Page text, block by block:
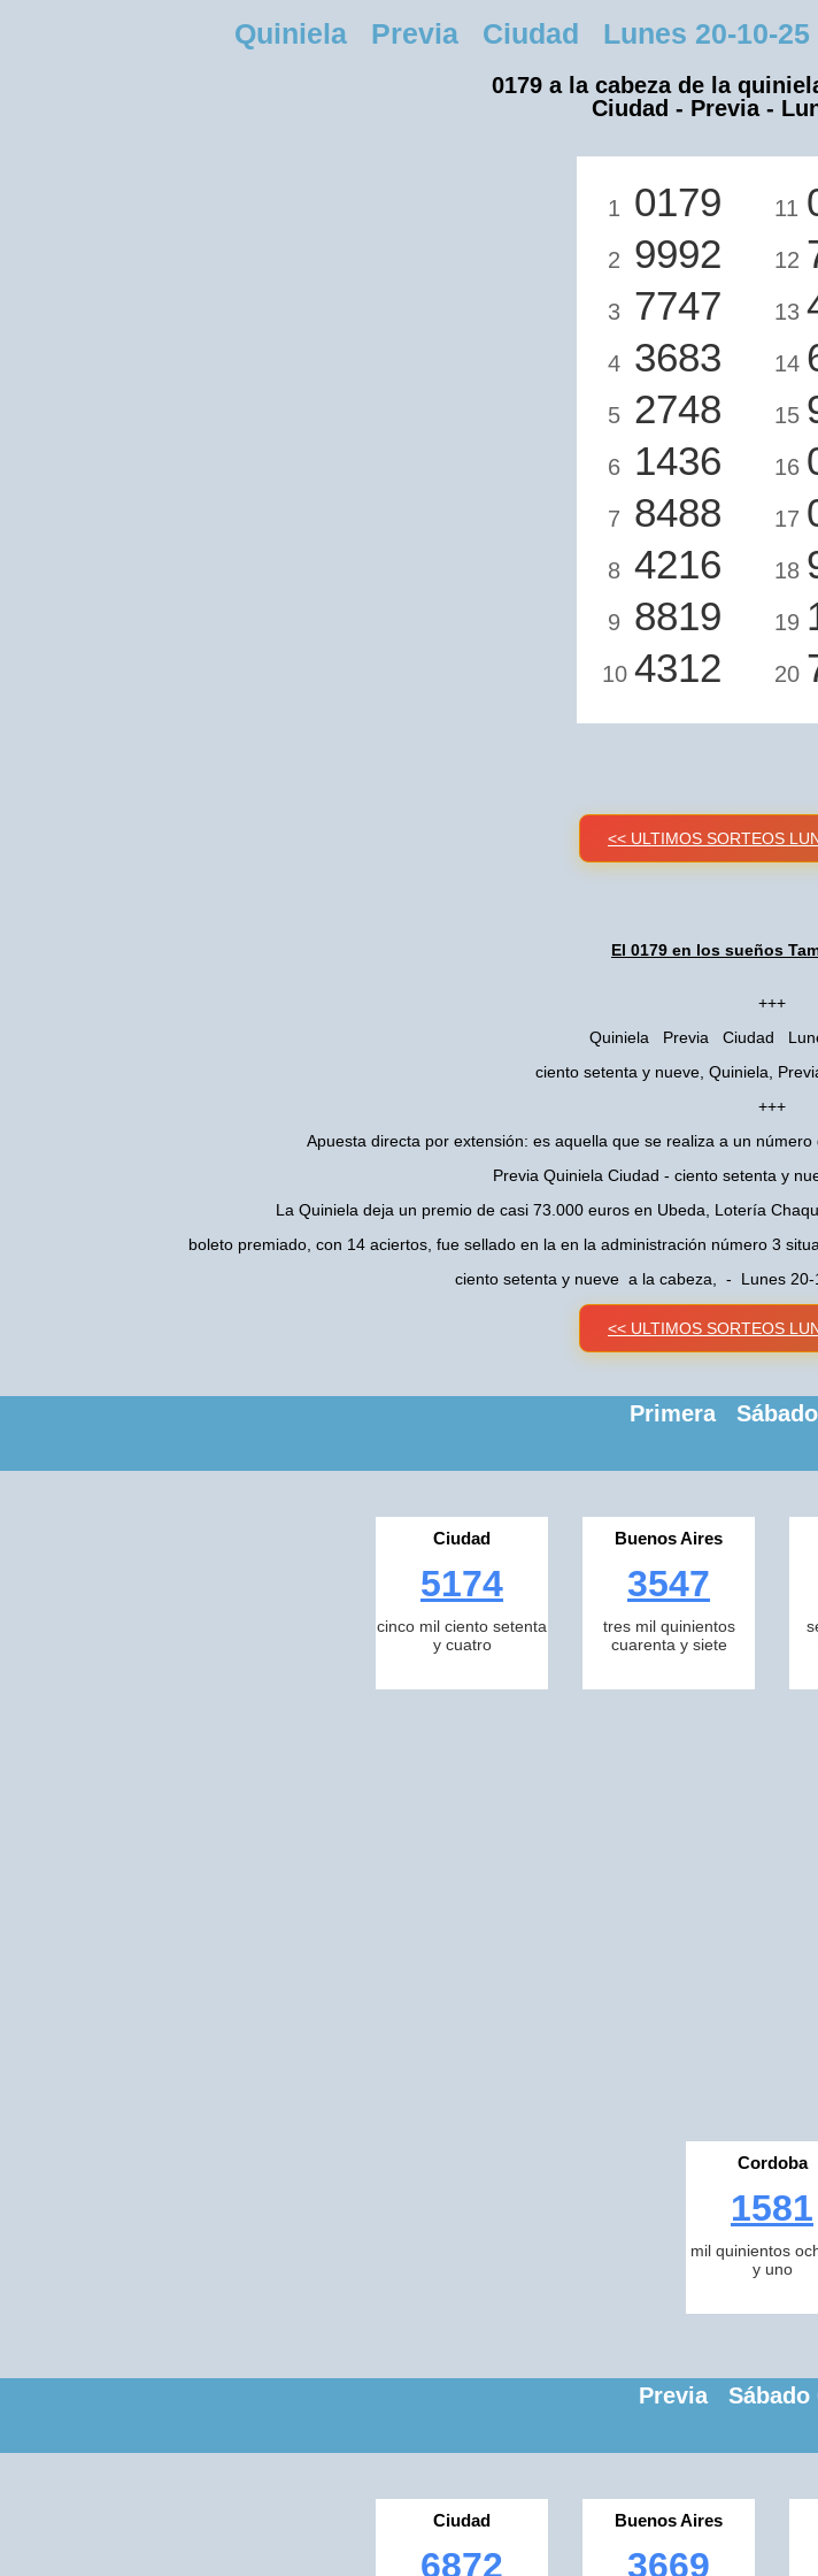
Quiniela Previa Ciudad Lunes 20-10-25
0179 a la cabeza de la
Ciudad - Previa -
1 0179
2 9992
3 7747
4 3683
5 2748
6 1436
7 8488
8 4216
9 8819
10 4312
11
12
13
14
15
16
17
18
19
20
<< ULTIMOS SORTEOS
El 0179 en los sueños
+++
Quiniela Previa Ciudad
ciento setenta y nueve, Quiniela,
+++
Apuesta directa por extensión: es aquella que se realiza a un
Previa Quiniela Ciudad - ciento setenta y
La Quiniela deja un premio de casi 73.000 euros en Ubeda, Lotería
boleto premiado, con 14 aciertos, fue sellado en la en la administración número 3
ciento setenta y nueve a la cabeza, - Lunes
<< ULTIMOS SORTEOS
Primera Sábado
Ciudad
5174
cinco mil ciento setenta
y cuatro
Buenos Aires
3547
tres mil quinientos
cuarenta y siete
Cordoba
1581
mil quinientos
y uno
Previa Sábado
Ciudad
6872
Buenos Aires
3669